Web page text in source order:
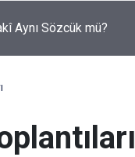
Nimûneyeka Piçûk